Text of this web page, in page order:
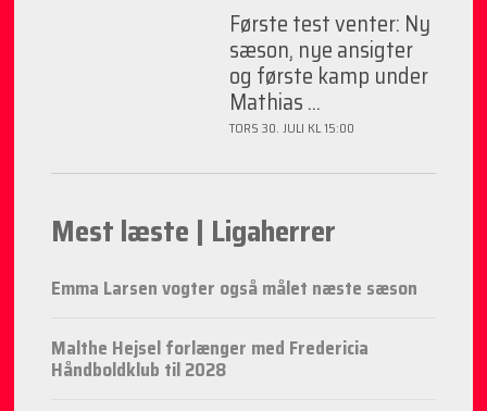
Første test venter: Ny
sæson, nye ansigter
og første kamp under
Mathias ...
TORS 30. JULI KL 15:00
Mest læste | Ligaherrer
Emma Larsen vogter også målet næste sæson
Malthe Hejsel forlænger med Fredericia
Håndboldklub til 2028